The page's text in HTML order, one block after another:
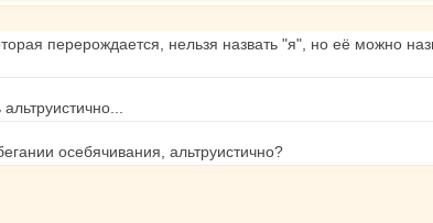
перерождается, нельзя назвать "я", но её можно
осебячивания, альтруистично?